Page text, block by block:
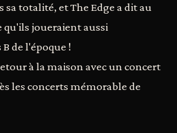
sa totalité, et The Edge a dit au
qu'ils joueraient aussi
de l'époque !
à la maison avec un concert
les concerts mémorable de